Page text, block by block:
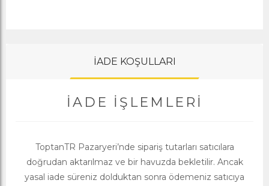
İADE KOŞULLARI
İADE İŞLEMLERI
ToptanTR Pazaryeri’nde sipariş tutarları satıcılara
doğrudan aktarılmaz ve bir havuzda bekletilir. Ancak
yasal iade süreniz dolduktan sonra ödemeniz satıcıya